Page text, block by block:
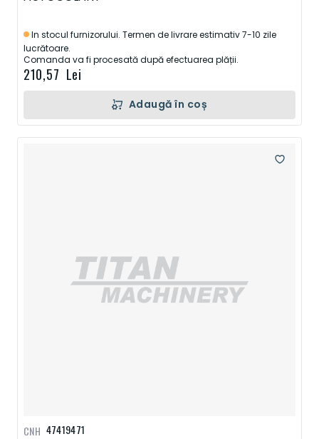
In stocul furnizorului. Termen de livrare estimativ 7-10 zile
lucrătoare.
Comanda va fi procesată după efectuarea plății.
210,57 Lei
Adaugă în coș
47419471
CNH